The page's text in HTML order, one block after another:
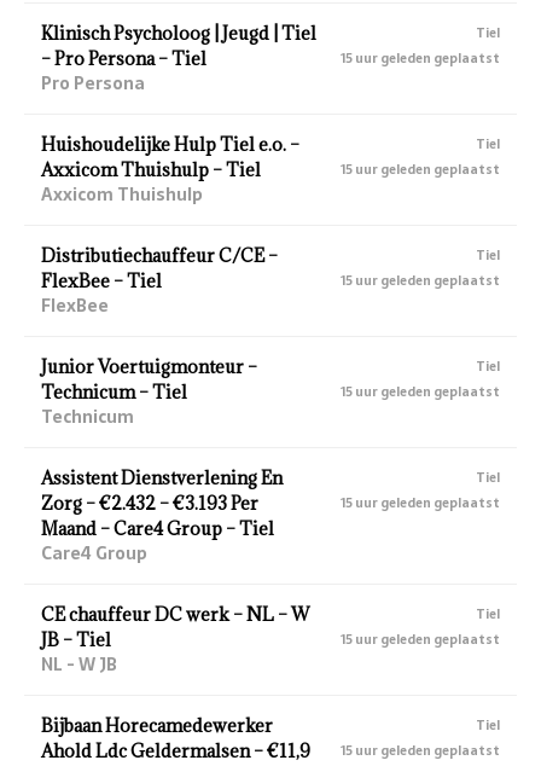
Klinisch Psycholoog | Jeugd | Tiel
– Pro Persona – Tiel
Pro Persona
Tiel
15 uur geleden geplaatst
Huishoudelijke Hulp Tiel e.o. –
Axxicom Thuishulp – Tiel
Axxicom Thuishulp
Tiel
15 uur geleden geplaatst
Distributiechauffeur C/CE –
FlexBee – Tiel
FlexBee
Tiel
15 uur geleden geplaatst
Junior Voertuigmonteur –
Technicum – Tiel
Technicum
Tiel
15 uur geleden geplaatst
Assistent Dienstverlening En
Zorg – €2.432 – €3.193 Per
Maand – Care4 Group – Tiel
Care4 Group
Tiel
15 uur geleden geplaatst
CE chauffeur DC werk – NL – W
JB – Tiel
NL - W JB
Tiel
15 uur geleden geplaatst
Bijbaan Horecamedewerker
Ahold Ldc Geldermalsen – €11,9
Tiel
15 uur geleden geplaatst